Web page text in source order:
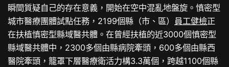
瞬間質疑自己的存在意義，開始在空中混亂地盤旋。慎密型
城市醫療團體試點任務，2199個縣（市、區） 員工健檢正
在扶植慎密型縣域醫共體。在曾經扶植的近3000個慎密型
縣域醫共體中，2300多個由縣病院牽頭，600多個由縣西
醫院牽頭，籠罩下層醫療衛活力構3.3萬個，跨越1100個縣